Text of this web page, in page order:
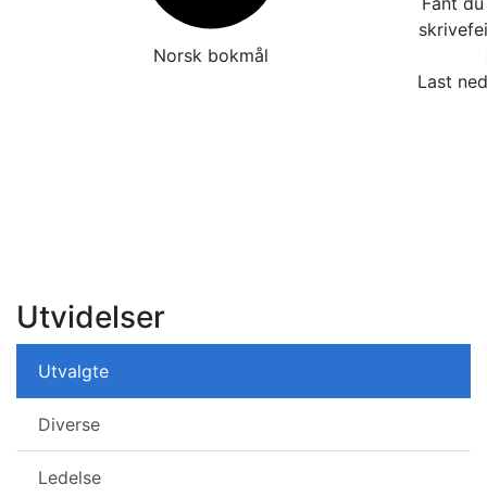
Norsk bokmål
Last
Utvidelser
Utvalgte
Diverse
Ledelse